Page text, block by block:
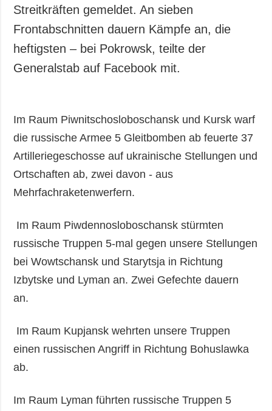
Streitkräften gemeldet. An sieben
Frontabschnitten dauern Kämpfe an, die
heftigsten – bei Pokrowsk, teilte der
Generalstab auf Facebook mit.
Im Raum Piwnitschosloboschansk und Kursk warf
die russische Armee 5 Gleitbomben ab feuerte 37
Artilleriegeschosse auf ukrainische Stellungen und
Ortschaften ab, zwei davon - aus
Mehrfachraketenwerfern.
Im Raum Piwdennosloboschansk stürmten
russische Truppen 5-mal gegen unsere Stellungen
bei Wowtschansk und Starytsja in Richtung
Izbytske und Lyman an. Zwei Gefechte dauern
an.
Im Raum Kupjansk wehrten unsere Truppen
einen russischen Angriff in Richtung Bohuslawka
ab.
Im Raum Lyman führten russische Truppen 5